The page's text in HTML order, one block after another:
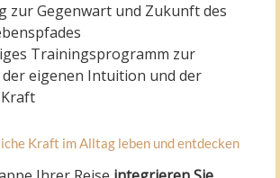
zur Gegenwart und Zukunft des
Trainingsprogramm zur
eigenen Intuition und der
Kraft im Alltag leben und entdecken